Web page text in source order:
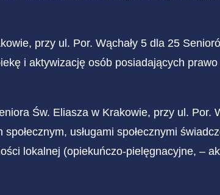
przy ul. Por. Wąchały 5 dla 25
i aktywizację osób posiadających
Św. Eliasza w Krakowie, przy ul. Por.
usługami społecznymi
lokalnej (opiekuńczo-pielęgnacyjne, –